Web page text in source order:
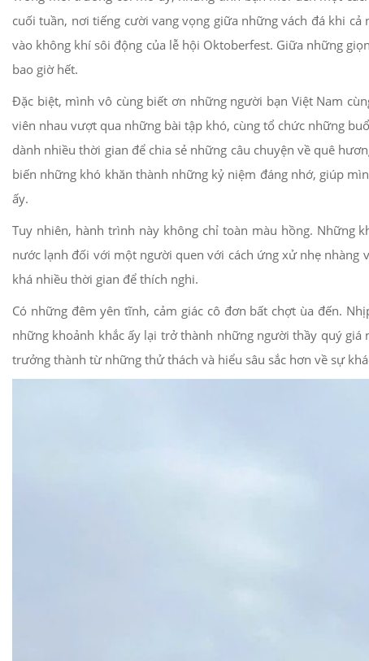
cuối tuần, nơi tiếng cười vang vọng giữa những vách đá khi
vào không khí sôi động của lễ hội Oktoberfest. Giữa những
bao giờ hết.
Đặc biệt, mình vô cùng biết ơn những người bạn Việt Nam
viên nhau vượt qua những bài tập khó, cùng tổ chức những
dành nhiều thời gian để chia sẻ những câu chuyện về quê
biến những khó khăn thành những kỷ niệm đáng nhớ, giúp
ấy.
Tuy nhiên, hành trình này không chỉ toàn màu hồng. Những
nước lạnh đối với một người quen với cách ứng xử nhẹ
khá nhiều thời gian để thích nghi.
Có những đêm yên tĩnh, cảm giác cô đơn bất chợt ùa đến.
những khoảnh khắc ấy lại trở thành những người thầy quý
trưởng thành từ những thử thách và hiểu sâu sắc hơn về sự